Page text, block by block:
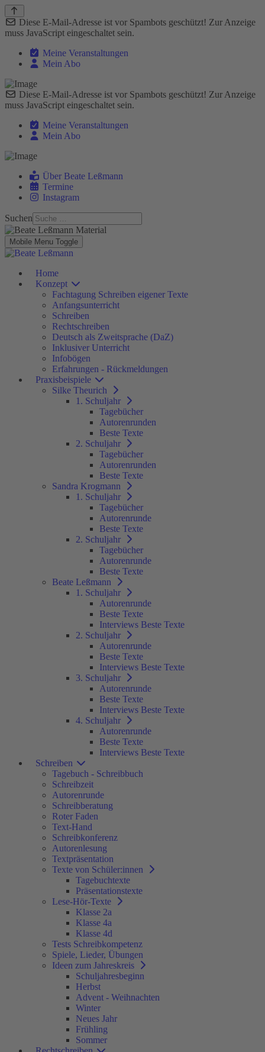
Diese E-Mail-Adresse ist vor Spambots geschützt! Zur Anzeige
muss JavaScript eingeschaltet sein.
Meine Veranstaltungen
Mein Abo
Diese E-Mail-Adresse ist vor Spambots geschützt! Zur Anzeige
muss JavaScript eingeschaltet sein.
Meine Veranstaltungen
Mein Abo
Über Beate Leßmann
Termine
Instagram
Suchen
Mobile Menu Toggle
Home
Konzept
Fachtagung Schreiben eigener Texte
Anfangsunterricht
Schreiben
Rechtschreiben
Deutsch als Zweitsprache (DaZ)
Inklusiver Unterricht
Infobögen
Erfahrungen - Rückmeldungen
Praxisbeispiele
Silke Theurich
1. Schuljahr
Tagebücher
Autorenrunden
Beste Texte
2. Schuljahr
Tagebücher
Autorenrunden
Beste Texte
Sandra Krogmann
1. Schuljahr
Tagebücher
Autorenrunde
Beste Texte
2. Schuljahr
Tagebücher
Autorenrunde
Beste Texte
Beate Leßmann
1. Schuljahr
Autorenrunde
Beste Texte
Interviews Beste Texte
2. Schuljahr
Autorenrunde
Beste Texte
Interviews Beste Texte
3. Schuljahr
Autorenrunde
Beste Texte
Interviews Beste Texte
4. Schuljahr
Autorenrunde
Beste Texte
Interviews Beste Texte
Schreiben
Tagebuch - Schreibbuch
Schreibzeit
Autorenrunde
Schreibberatung
Roter Faden
Text-Hand
Schreibkonferenz
Autorenlesung
Textpräsentation
Texte von Schüler:innen
Tagebuchtexte
Präsentationstexte
Lese-Hör-Texte
Klasse 2a
Klasse 4a
Klasse 4d
Tests Schreibkompetenz
Spiele, Lieder, Übungen
Ideen zum Jahreskreis
Schuljahresbeginn
Herbst
Advent - Weihnachten
Winter
Neues Jahr
Frühling
Sommer